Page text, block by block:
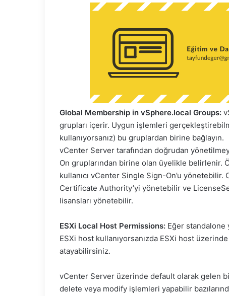
Global Membership in vSphere.local Groups:
grupları içerir. Uygun işlemleri
kullanıyorsanız) bu gruplardan birine bağlayın.
vCenter Server tarafından doğrudan
On gruplarından birine olan üyelikle
kullanıcı vCenter Single Sign-On’u
Certificate Authority’yi yönetebilir ve
lisansları yönetebilir.
ESXi Local Host Permissions: Eğer standalone
ESXi host kullanıyorsanızda ESXi host
atayabilirsiniz.
vCenter Server üzerinde default olarak gelen
delete veya modify işlemleri yapabilir